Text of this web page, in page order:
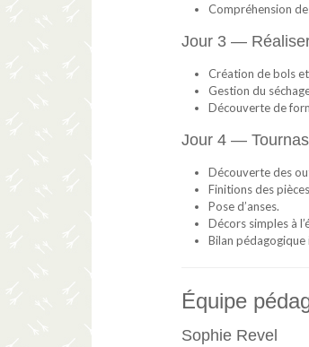
Compréhension
Jour 3 —
Création de bols
Gestion du
Découverte de
Jour 4 —
Découverte des
Finitions des
Pose d’anses.
Décors simples à
Bilan pédagogique
Équipe
Sophie Revel